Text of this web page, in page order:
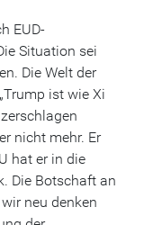
EUD-
Situation sei
Die Welt der
ist wie Xi
nicht mehr. Er
hat er in die
Die Botschaft an
neu denken